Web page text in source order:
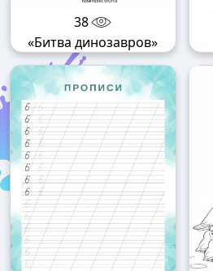
38
«Битва динозавров»